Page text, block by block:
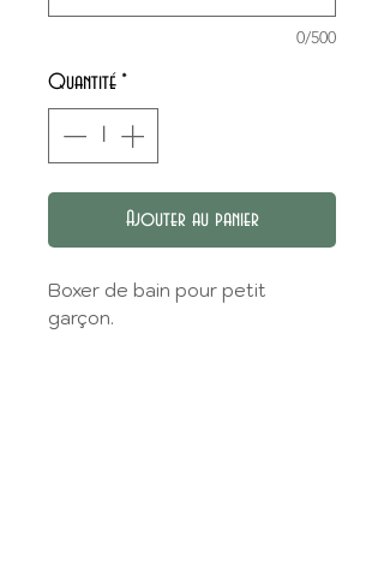
0/500
Quantité *
Ajouter au panier
Boxer de bain pour petit
garçon.